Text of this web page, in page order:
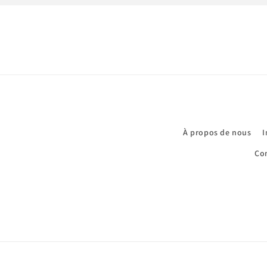
À propos de nous